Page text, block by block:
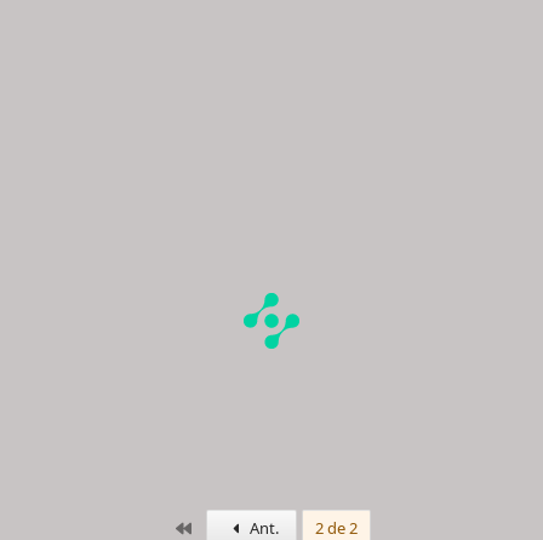
PrimeroAnt. 2 de 2